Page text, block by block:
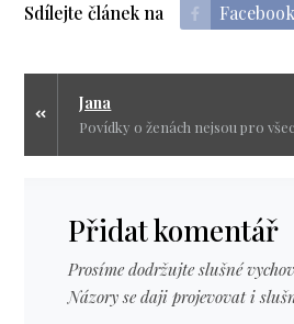
Sdílejte článek na
Jana
Přidat komentář
Prosíme dodržujte slušné
Názory se daji projevovat i